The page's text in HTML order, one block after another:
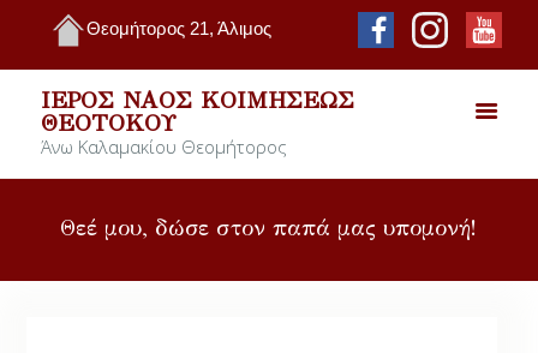
Θεομήτορος 21, Άλιμος
ΙΕΡΌΣ ΝΑΌΣ ΚΟΙΜΉΣΕΩΣ
ΘΕΟΤΌΚΟΥ
Άνω Καλαμακίου Θεομήτορος
Θεέ μου, δώσε στον παπά μας υπομονή!